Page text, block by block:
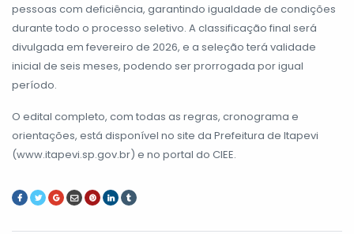
pessoas com deficiência, garantindo igualdade de condições
durante todo o processo seletivo. A classificação final será
divulgada em fevereiro de 2026, e a seleção terá validade
inicial de seis meses, podendo ser prorrogada por igual
período.
O edital completo, com todas as regras, cronograma e
orientações, está disponível no site da Prefeitura de Itapevi
(www.itapevi.sp.gov.br) e no portal do CIEE.